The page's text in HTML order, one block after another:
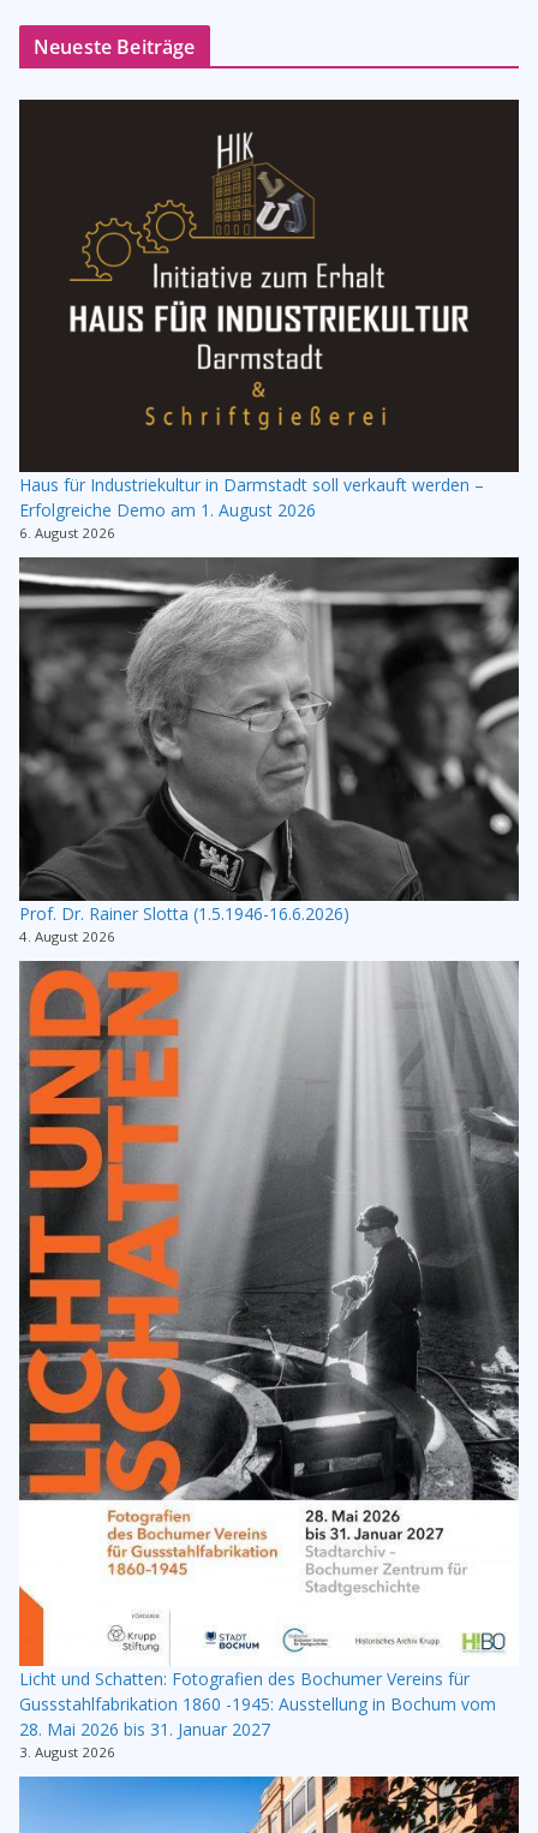
Neueste Beiträge
Haus für Industriekultur in Darmstadt soll verkauft werden –
Erfolgreiche Demo am 1. August 2026
6. August 2026
Prof. Dr. Rainer Slotta (1.5.1946-16.6.2026)
4. August 2026
Licht und Schatten: Fotografien des Bochumer Vereins für
Gussstahlfabrikation 1860 -1945: Ausstellung in Bochum vom
28. Mai 2026 bis 31. Januar 2027
3. August 2026